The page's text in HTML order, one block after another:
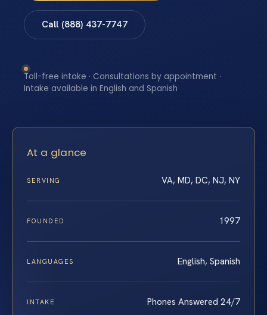
Call (888) 437-7747
Toll-free intake · Consultations by appointment ·
Intake available in English and Spanish
At a glance
SERVING VA, MD, DC, NJ, NY
FOUNDED 1997
LANGUAGES English, Spanish
INTAKE Phones Answered 24/7